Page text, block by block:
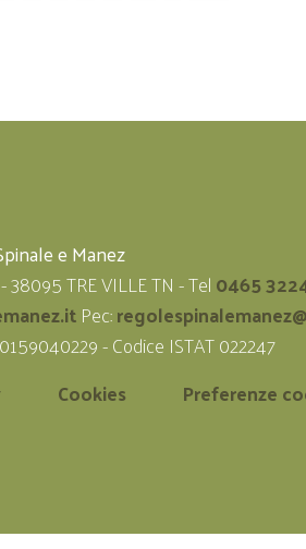
e Manez
38095 TRE VILLE TN - Tel0465
Pec:
- Codice ISTAT 022247
Cookies Preferenze